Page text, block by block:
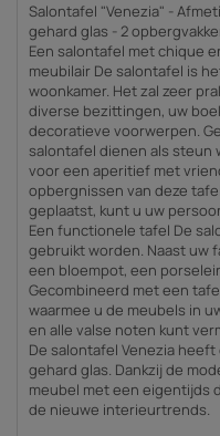
Salontafel "Venezia" -
gehard glas - 2
Een salontafel met chique
meubilair De salontafel is
woonkamer. Het zal zeer
diverse bezittingen, uw
decoratieve voorwerpen.
salontafel dienen als steun
voor een aperitief met
opbergnissen van deze
geplaatst, kunt u uw
Een functionele tafel De
gebruikt worden. Naast uw
een bloempot, een
Gecombineerd met een
waarmee u de meubels in
en alle valse noten kunt
De salontafel Venezia
gehard glas. Dankzij de
meubel met een eigentijds
de nieuwe interieurtrends.